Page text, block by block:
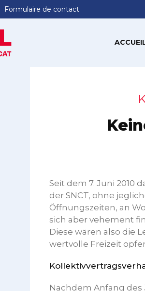
Formulaire de contact
Seit dem 7. Juni 2010
der SNCT, ohne
Öffnungszeiten, an
sich aber vehement
Diese wären also die
wertvolle Freizeit
Nachdem Anfang